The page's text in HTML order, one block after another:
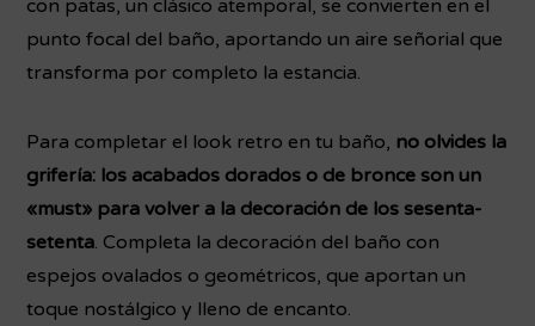
con patas, un clásico atemporal, se convierten en el
punto focal del baño, aportando un aire señorial que
transforma por completo la estancia.
Para completar el look retro en tu baño, no olvides la
grifería: los acabados dorados o de bronce son un
«must» para volver a la decoración de los sesenta-
setenta. Completa la decoración del baño con
espejos ovalados o geométricos, que aportan un
toque nostálgico y lleno de encanto.